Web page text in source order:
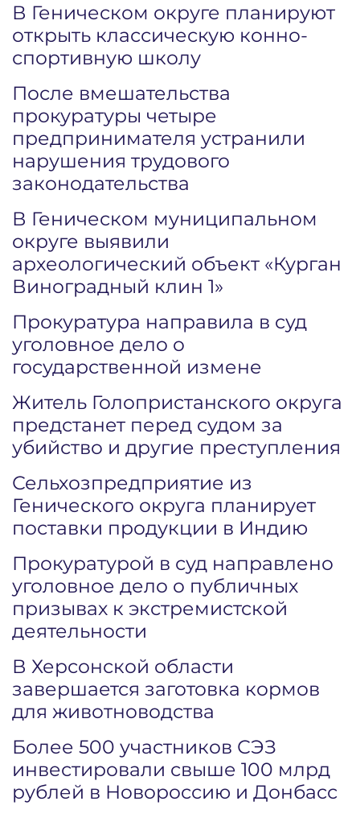
В Геническом округе планируют
открыть классическую конно-
спортивную школу
После вмешательства
прокуратуры четыре
предпринимателя устранили
нарушения трудового
законодательства
В Геническом муниципальном
округе выявили
археологический объект «Курган
Виноградный клин 1»
Прокуратура направила в суд
уголовное дело о
государственной измене
Житель Голопристанского округа
предстанет перед судом за
убийство и другие преступления
Сельхозпредприятие из
Генического округа планирует
поставки продукции в Индию
Прокуратурой в суд направлено
уголовное дело о публичных
призывах к экстремистской
деятельности
В Херсонской области
завершается заготовка кормов
для животноводства
Более 500 участников СЭЗ
инвестировали свыше 100 млрд
рублей в Новороссию и Донбасс